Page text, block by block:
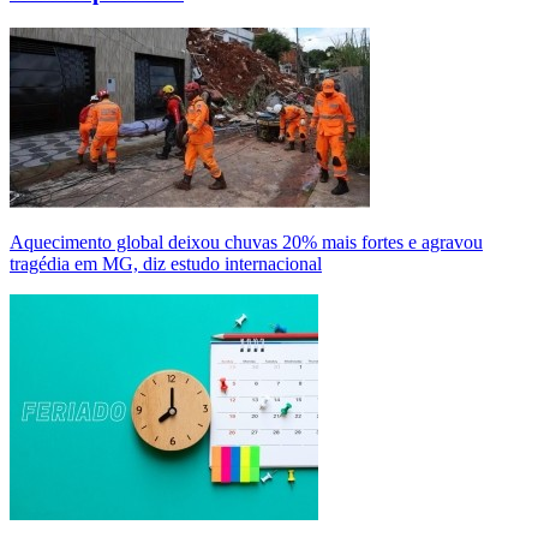
Aquecimento global deixou chuvas 20% mais fortes e agravou
tragédia em MG, diz estudo internacional